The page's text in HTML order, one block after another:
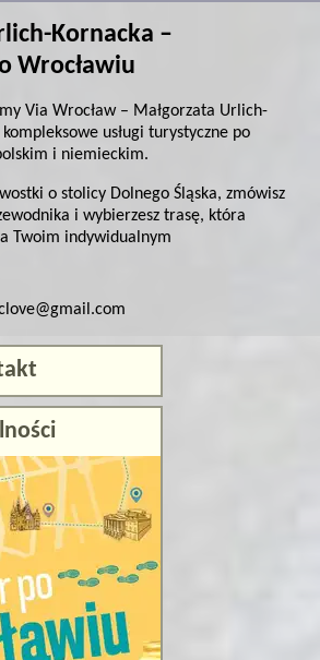
Kornacka –
Wrocławiu
Via Wrocław – Małgorzata Urlich-
usługi turystyczne po
i niemieckim.
o stolicy Dolnego Śląska, zmówisz
i wybierzesz trasę, która
Twoim indywidualnym